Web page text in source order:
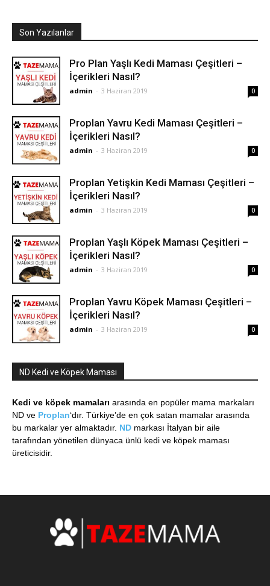
Son Yazılanlar
Pro Plan Yaşlı Kedi Maması Çeşitleri –
İçerikleri Nasıl?
admin - 3 Haziran 2019 0
Proplan Yavru Kedi Maması Çeşitleri –
İçerikleri Nasıl?
admin - 3 Haziran 2019 0
Proplan Yetişkin Kedi Maması Çeşitleri –
İçerikleri Nasıl?
admin - 3 Haziran 2019 0
Proplan Yaşlı Köpek Maması Çeşitleri –
İçerikleri Nasıl?
admin - 3 Haziran 2019 0
Proplan Yavru Köpek Maması Çeşitleri –
İçerikleri Nasıl?
admin - 3 Haziran 2019 0
ND Kedi ve Köpek Maması
Kedi ve köpek mamaları arasında en popüler mama markaları
ND ve Proplan‘dır. Türkiye’de en çok satan mamalar arasında
bu markalar yer almaktadır. ND markası İtalyan bir aile
tarafından yönetilen dünyaca ünlü kedi ve köpek maması
üreticisidir.